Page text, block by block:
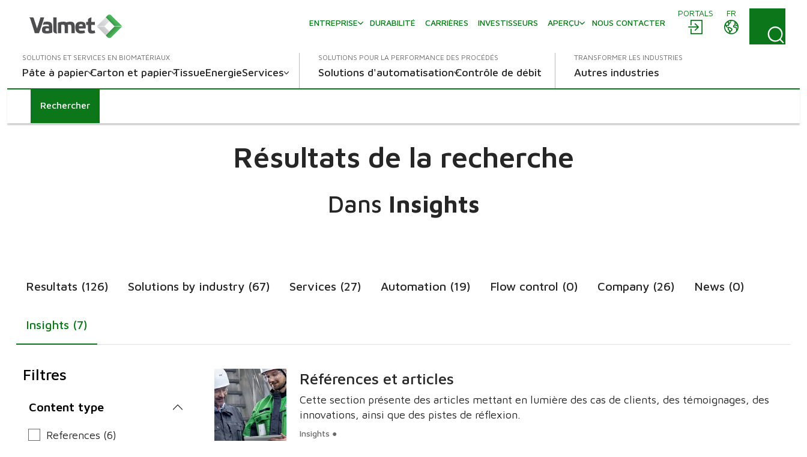
PORTALS
FR
ENTREPRISE
DURABILITÉ CARRIÈRES INVESTISSEURS APERÇU NOUS CONTACTER
SOLUTIONS ET SERVICES EN BIOMATÉRIAUX
Pâte à papierCarton et papierTissueEnergieServices
SOLUTIONS POUR LA PERFORMANCE DES PROCÉDÉS
Solutions d'automatisationContrôle de débit
TRANSFORMER LES INDUSTRIES
Autres industries
Rechercher
Résultats de la recherche
Dans Insights
Resultats (126) Solutions by industry (67) Services (27) Automation (19) Flow control (0) Company (26) News (0)
Insights (7)
Filtres
Content type
References (6)
Références et articles
Cette section présente des articles mettant en lumière des cas de clients, des témoignages, des
innovations, ainsi que des pistes de réflexion.
Insights ●